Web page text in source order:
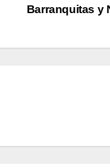
Barranquitas y